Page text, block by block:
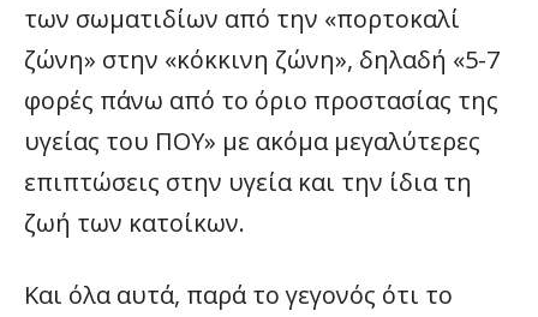
των σωματιδίων από την «πορτοκαλί
ζώνη» στην «κόκκινη ζώνη», δηλαδή «5-7
φορές πάνω από το όριο προστασίας της
υγείας του ΠΟΥ» με ακόμα μεγαλύτερες
επιπτώσεις στην υγεία και την ίδια τη
ζωή των κατοίκων.
Και όλα αυτά, παρά το γεγονός ότι το